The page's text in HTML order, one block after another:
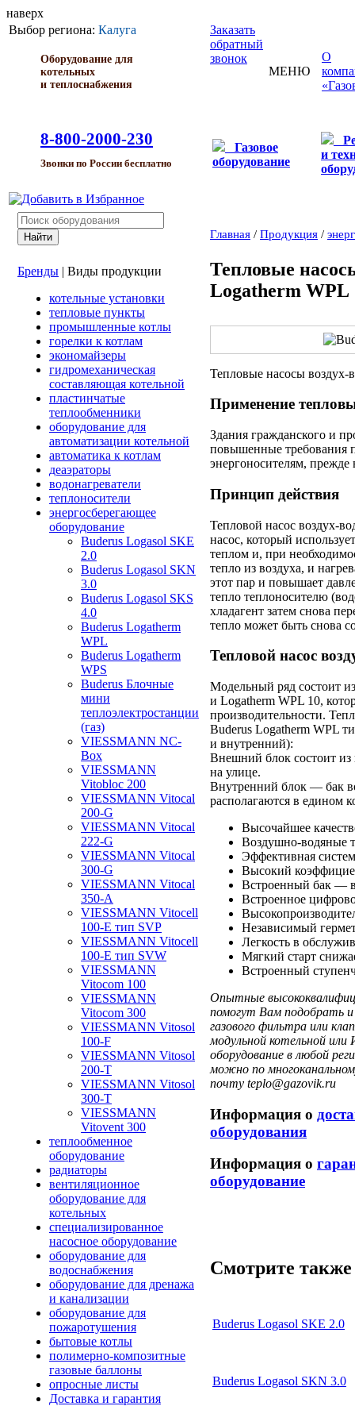
наверх
Выбор региона: Калуга
Оборудование для
котельных
и теплоснабжения
8-800-2000-230
Звонки по России бесплатно
Заказать
обратный
звонок
МЕНЮ
О
Газовое
оборудование
и
Бренды | Виды продукции
котельные установки
тепловые пункты
промышленные котлы
горелки к котлам
экономайзеры
гидромеханическая
составляющая котельной
пластинчатые
теплообменники
оборудование для
автоматизации котельной
автоматика к котлам
деаэраторы
водонагреватели
теплоносители
энергосберегающее
оборудование
Buderus Logasol SKE
2.0
Buderus Logasol SKN
3.0
Buderus Logasol SKS
4.0
Buderus Logatherm
WPL
Buderus Logatherm
WPS
Buderus Блочные
мини
теплоэлектростанции
(газ)
VIESSMANN NC-
Box
VIESSMANN
Vitobloc 200
VIESSMANN Vitocal
200-G
VIESSMANN Vitocal
222-G
VIESSMANN Vitocal
300-G
VIESSMANN Vitocal
350-A
VIESSMANN Vitocell
100-E тип SVP
VIESSMANN Vitocell
100-E тип SVW
VIESSMANN
Vitocom 100
VIESSMANN
Vitocom 300
VIESSMANN Vitosol
100-F
VIESSMANN Vitosol
200-T
VIESSMANN Vitosol
300-T
VIESSMANN
Vitovent 300
теплообменное
оборудование
радиаторы
вентиляционное
оборудование для
котельных
специализированное
насосное оборудование
оборудование для
водоснабжения
оборудование для дренажа
и канализации
оборудование для
пожаротушения
бытовые котлы
полимерно-композитные
газовые баллоны
опросные листы
Доставка и гарантия
Главная / Продукция /
Тепловые
Logatherm WPL
Тепловые насосы воздух-
Применение
Здания гражданского и
повышенные требования
энергоносителям, прежде
Принцип действия
Тепловой насос воздух-
насос, который
теплом и, при
тепло из воздуха, и
этот пар и повышает
тепло теплоносителю
хладагент затем снова
тепло может быть снова
Тепловой насос
Модельный ряд состоит
и Logatherm WPL 10,
производительности.
Buderus Logatherm WPL
и внутренний):
Внешний блок состоит из
на улице.
Внутренний блок — бак
располагаются в едином
Высочайшее
Воздушно-водяные
Эффективная
Высокий
Встроенный бак —
Встроенное
Независимый
Легкость в
Мягкий старт
Встроенный
Опытные
помогут Вам подобрать и
газового фильтра или
модульной котельной
оборудование в любой
можно по
почту teplo@gazovik.ru
Информация о
оборудования
Информация о
оборудование
Смотрите также
Buderus Logasol SKE 2.0
Buderus Logasol SKN 3.0